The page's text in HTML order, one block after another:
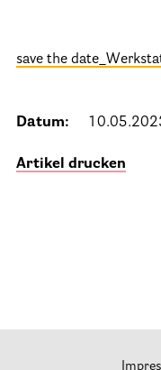
save the
Datum:
Artikel drucken